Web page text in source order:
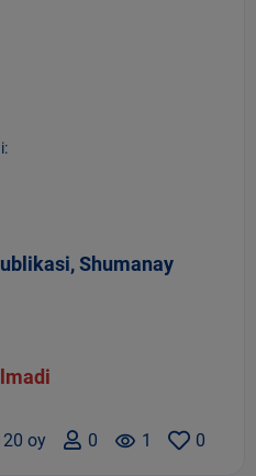
Shumanay
0
remove_red_eye 1
0
oy